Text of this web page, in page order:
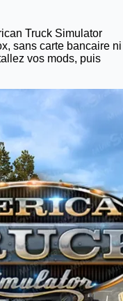
Truck Simulator
, sans carte bancaire ni
vos mods, puis